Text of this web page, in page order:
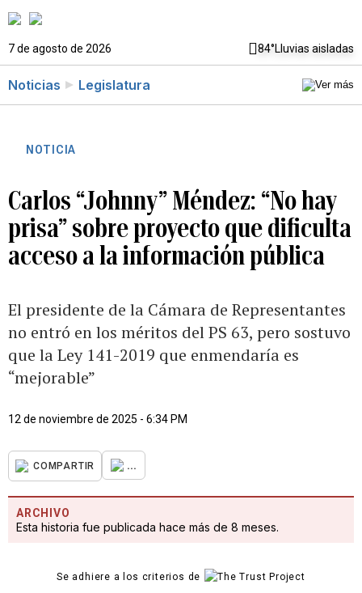
7 de agosto de 2026 84°Lluvias aisladas
Noticias Legislatura
NOTICIA
Carlos “Johnny” Méndez: “No hay
prisa” sobre proyecto que dificulta
acceso a la información pública
El presidente de la Cámara de Representantes
no entró en los méritos del PS 63, pero sostuvo
que la Ley 141-2019 que enmendaría es
“mejorable”
12 de noviembre de 2025 - 6:34 PM
COMPARTIR ...
ARCHIVO
Esta historia fue publicada hace más de 8 meses.
Se adhiere a los criterios de